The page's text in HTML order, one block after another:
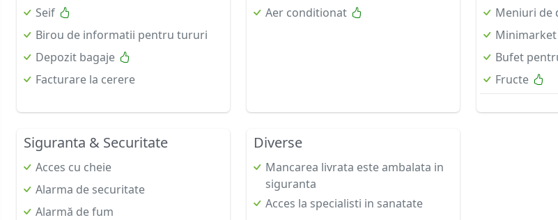
Seif
Birou de informatii pentru tururi
Depozit bagaje
Facturare la cerere
Aer conditionat
Meniuri de
Minimarket
Bufet
Fructe
Siguranta & Securitate
Acces cu cheie
Alarma de securitate
Alarmă de fum
Diverse
Mancarea livrata este ambalata in
siguranta
Acces la specialisti in sanatate